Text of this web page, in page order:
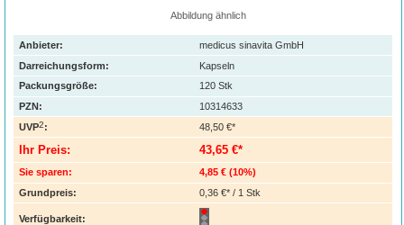
Abbildung ähnlich
Anbieter:
medicus sinavita GmbH
Darreichungsform:
Kapseln
Packungsgröße:
120 Stk
PZN:
10314633
UVP2: 48,50 €*
Ihr Preis: 43,65 €*
Sie sparen: 4,85 € (10%)
Grundpreis:
0,36 €* / 1 Stk
Verfügbarkeit: